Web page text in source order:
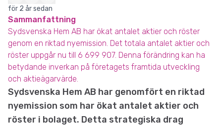
för 2 år sedan
Sammanfattning
Sydsvenska Hem AB har ökat antalet aktier och röster
genom en riktad nyemission. Det totala antalet aktier och
röster uppgår nu till 6 699 907. Denna förändring kan ha
betydande inverkan på företagets framtida utveckling
och aktieägarvärde.
Sydsvenska Hem AB har genomfört en riktad
nyemission som har ökat antalet aktier och
röster i bolaget. Detta strategiska drag